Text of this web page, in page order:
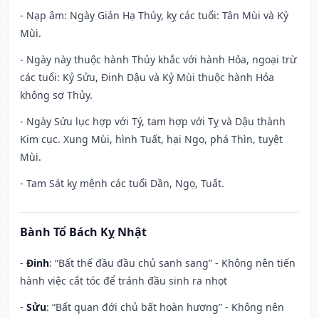
- Nạp âm: Ngày Giản Hạ Thủy, kỵ các tuổi: Tân Mùi và Kỷ
Mùi.
- Ngày này thuộc hành Thủy khắc với hành Hỏa, ngoại trừ
các tuổi: Kỷ Sửu, Đinh Dậu và Kỷ Mùi thuộc hành Hỏa
không sợ Thủy.
- Ngày Sửu lục hợp với Tý, tam hợp với Tỵ và Dậu thành
Kim cục. Xung Mùi, hình Tuất, hại Ngọ, phá Thìn, tuyệt
Mùi.
- Tam Sát kỵ mệnh các tuổi Dần, Ngọ, Tuất.
Bành Tổ Bách Kỵ Nhật
- Đinh: “Bất thế đầu đầu chủ sanh sang” - Không nên tiến
hành việc cắt tóc để tránh đầu sinh ra nhọt
- Sửu: “Bất quan đới chủ bất hoàn hương” - Không nên